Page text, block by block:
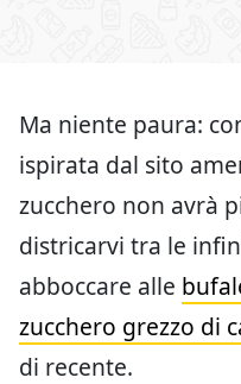
Ma niente paura:
ispirata dal sito
zucchero non avrà
districarvi tra le
abboccare alle
zucchero grezzo di
di recente.